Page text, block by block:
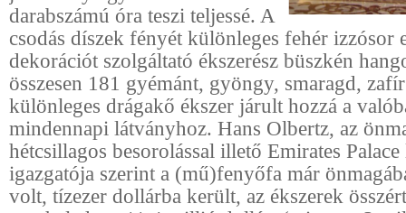
darabszámú óra teszi teljessé. A
csodás díszek fényét különleges fehér izzósor
dekorációt szolgáltató ékszerész büszkén
összesen 181 gyémánt, gyöngy, smaragd,
különleges drágakő ékszer járult hozzá a
mindennapi látványhoz. Hans Olbertz, az
hétcsillagos besorolással illető Emirates
igazgatója szerint a (mű)fenyőfa már
volt, tízezer dollárba került, az ékszerek